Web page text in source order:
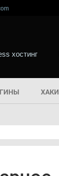
хостинг
ХАКИ